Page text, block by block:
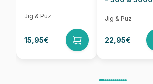
Jig & Puz
15,95€
Jig & Puz
22,95€